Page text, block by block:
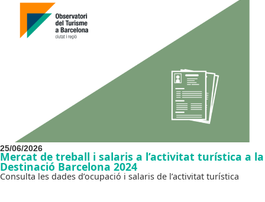
25/06/2026
Mercat de treball i salaris a l’activitat turística a la
Destinació Barcelona 2024
Consulta les dades d’ocupació i salaris de l’activitat turística